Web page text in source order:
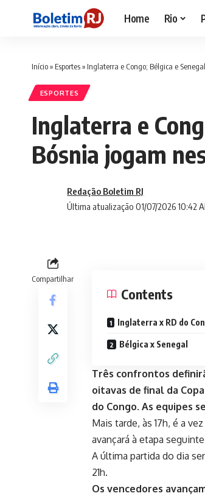
Home Rio
Início» Esportes» Inglaterra e Congo; Bélgica e
ESPORTES
Inglaterra e
Bósnia jogam
Última atualização 01/07/2026 10:42
Redação Boletim RJ
Compartilhar
Contents
Inglaterra x RD do
Bélgica x Senegal
Três confrontos
oitavas de final da
do Congo. As equipes
Mais tarde, às 17h, é a
avançará à etapa
A última partida do dia
21h.
Os vencedores